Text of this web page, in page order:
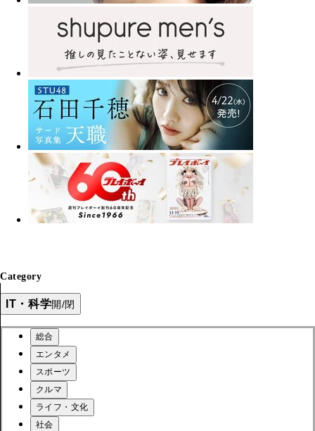
Category
IT・科学開/閉
総合
エンタメ
スポーツ
クルマ
ライフ・文化
社会